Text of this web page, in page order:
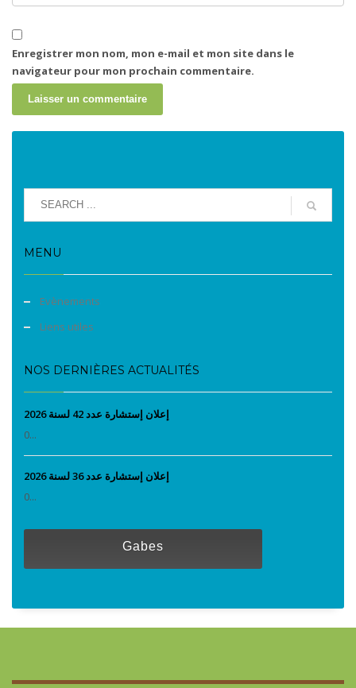
Enregistrer mon nom, mon e-mail et mon site dans le
navigateur pour mon prochain commentaire.
MENU
Evènements
Liens utiles
NOS DERNIÈRES ACTUALITÉS
إعلان إستشارة عدد 42 لسنة 2026
0...
إعلان إستشارة عدد 36 لسنة 2026
0...
Gabes